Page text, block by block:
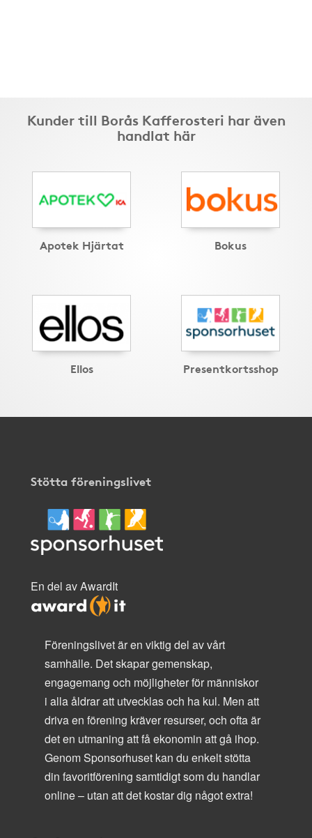
Kunder till Borås Kafferosteri har även
handlat här
Apotek Hjärtat Bokus
Ellos Presentkortsshop
Stötta föreningslivet
En del av AwardIt
Föreningslivet är en viktig del av vårt
samhälle. Det skapar gemenskap,
engagemang och möjligheter för människor
i alla åldrar att utvecklas och ha kul. Men att
driva en förening kräver resurser, och ofta är
det en utmaning att få ekonomin att gå ihop.
Genom Sponsorhuset kan du enkelt stötta
din favoritförening samtidigt som du handlar
online – utan att det kostar dig något extra!